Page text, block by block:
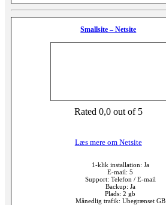
Smallsite – Netsite
Rated 0,0 out of 5
Læs mere om Netsite
1-klik installation: Ja
E-mail: 5
Support: Telefon / E-mail
Backup: Ja
Plads: 2 gb
Månedlig trafik: Ubegrænset GB